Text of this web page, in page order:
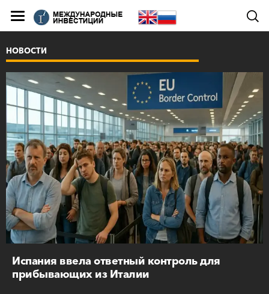
Испания ввела ответный контроль для
прибывающих из Италии
НОВОСТИ